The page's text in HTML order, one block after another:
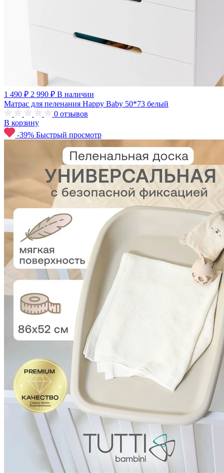
1 490 ₽ 2 990 ₽ В наличии
Матрас для пеленания Happy Baby 50*73 белый
0 отзывов
В корзину
-39% Быстрый просмотр